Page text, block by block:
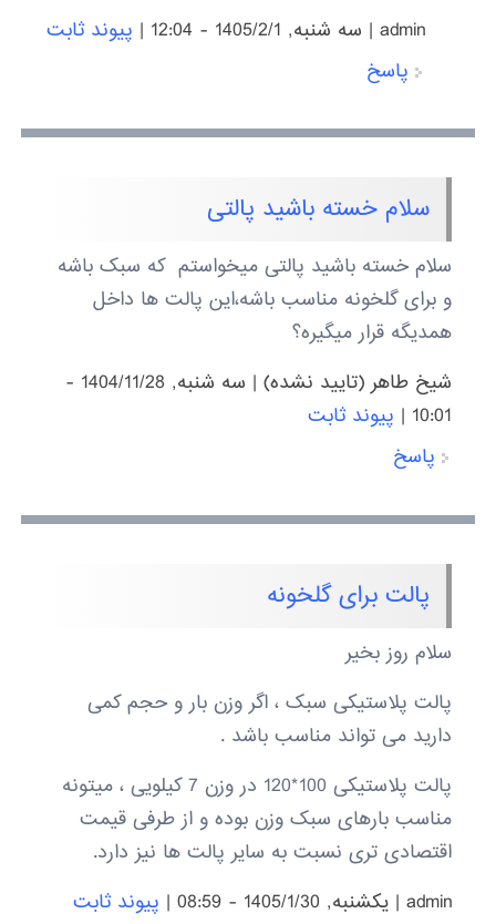
admin
| سه شنبه, 1405/2/1 - 12:04 | پیوند ثابت
پاسخ
سلام خسته باشید پالتی
سلام خسته باشید پالتی میخواستم که سبک باشه
و برای گلخونه مناسب باشه،این پالت ها داخل
همدیگه قرار میگیره؟
شیخ طاهر (تایید نشده)|
سه شنبه, 1404/11/28 -
10:01
| پیوند ثابت
پاسخ
پالت برای گلخونه
سلام روز بخیر
پالت پلاستیکی سبک ، اگر وزن بار و حجم کمی
دارید می تواند مناسب باشد .
پالت پلاستیکی 100*120 در وزن 7 کیلویی ، میتونه
مناسب بارهای سبک وزن بوده و از طرفی قیمت
اقتصادی تری نسبت به سایر پالت ها نیز دارد.
admin
| يكشنبه, 1405/1/30 - 08:59 | پیوند ثابت